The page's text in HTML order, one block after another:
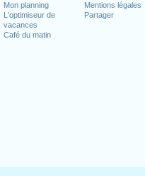
Mon planning
L'optimiseur de
vacances
Café du matin
Mentions légales
Partager